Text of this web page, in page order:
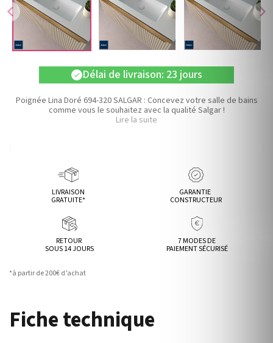
chevron_left chevron_right
check Délai de livraison: 23 jours
Poignée Lina Doré 694-320 SALGAR : Concevez votre salle de bains
comme vous le souhaitez avec la qualité Salgar !
Lire la suite
LIVRAISON
GRATUITE*
GARANTIE
CONSTRUCTEUR
RETOUR
SOUS 14 JOURS
7 MODES DE
PAIEMENT SÉCURISÉ
*à partir de 200€ d’achat
Fiche technique